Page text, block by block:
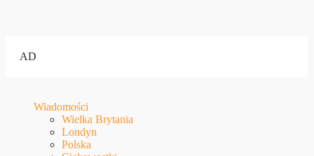
AD
Wiadomości
Wielka Brytania
Londyn
Polska